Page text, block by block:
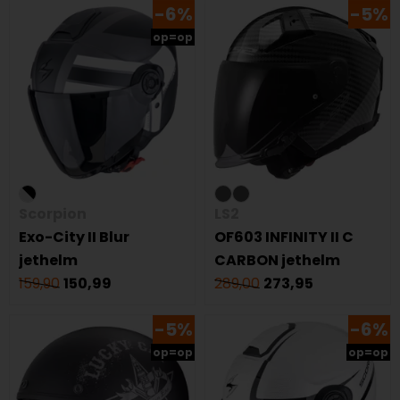
-6%
op=op
Exo-City II Blur
jethelm
159,90 150,99
-5%
OF603 INFINITY II C
CARBON jethelm
289,00 273,95
-5%
op=op
-6%
op=op